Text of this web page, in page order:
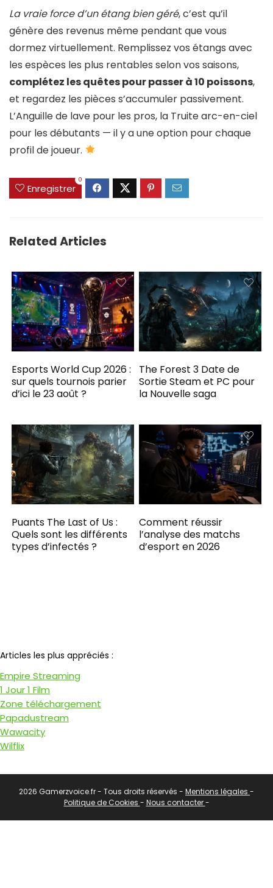
La vraie force d’un étang bien géré, c’est qu’il
génère des revenus même pendant que vous
dormez virtuellement. Remplissez vos étangs avec
les espèces les plus rentables selon vos saisons,
complétez les quêtes pour passer à 10 poissons,
et regardez les pièces s’accumuler passivement.
L’Anguille de lave pour les pros, la Truite arc-en-ciel
pour les débutants — il y a une option pour chaque
profil de joueur.
Enregistrer
0
Related Articles
Esports World Cup 2026 :
sur quels tournois parier
d’ici le 23 août ?
The Forest 3 Date de
Sortie Steam et PC pour
la Nouvelle saga
Puants The Last of Us :
Quels sont les différents
types d’infectés ?
Comment réussir
l’analyse des matchs
d’esport en 2026
Articles les plus appréciés :
Empire Streaming
1 Jour 1 Film
Zone téléchargement
Papadustream
Wawacity
Wilflix
2026 Gamerzvoice.fr - Tous droits réservés - Mentions légales -
Politique de Cookies - Nous contacter-